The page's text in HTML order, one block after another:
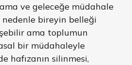
ve geleceğe müdahale
bireyin belleği
ama toplumun
bir müdahaleyle
hafızanın silinmesi,